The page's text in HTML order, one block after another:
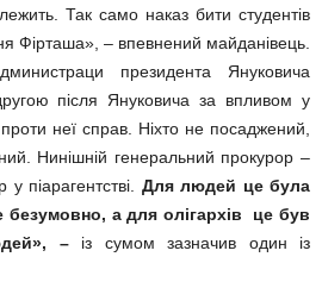
Так само наказ бити студентів
Фірташа», – впевнений майданівець.
президента Януковича
після Януковича за впливом у
проти неї справ. Ніхто не посаджений,
Нинішній генеральний прокурор –
піар­агентстві. Для людей це була
безумовно, а для олігархів це був
–із сумом зазначив один із